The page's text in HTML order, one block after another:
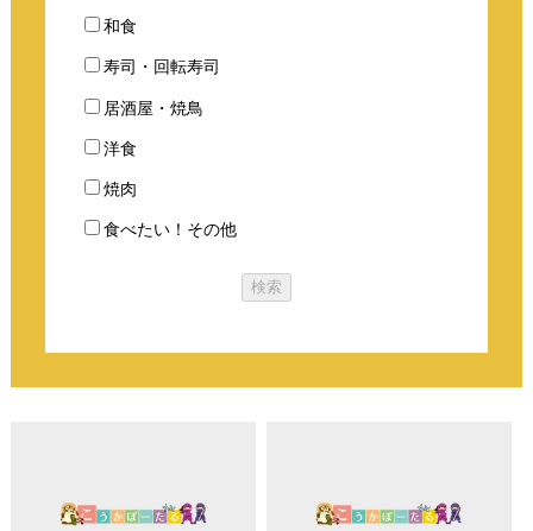
和食
寿司・回転寿司
居酒屋・焼鳥
洋食
焼肉
食べたい！その他